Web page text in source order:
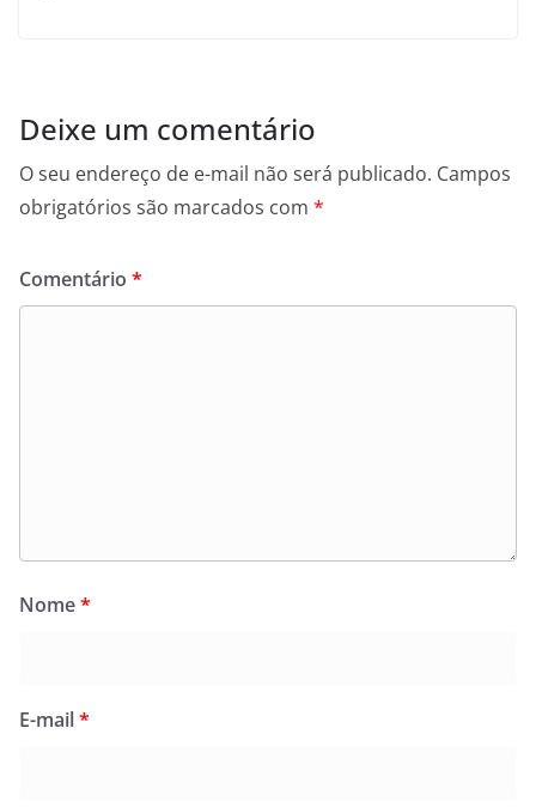
Deixe um comentário
O seu endereço de e-mail não será publicado. Campos
obrigatórios são marcados com *
Comentário *
Nome*
E-mail*